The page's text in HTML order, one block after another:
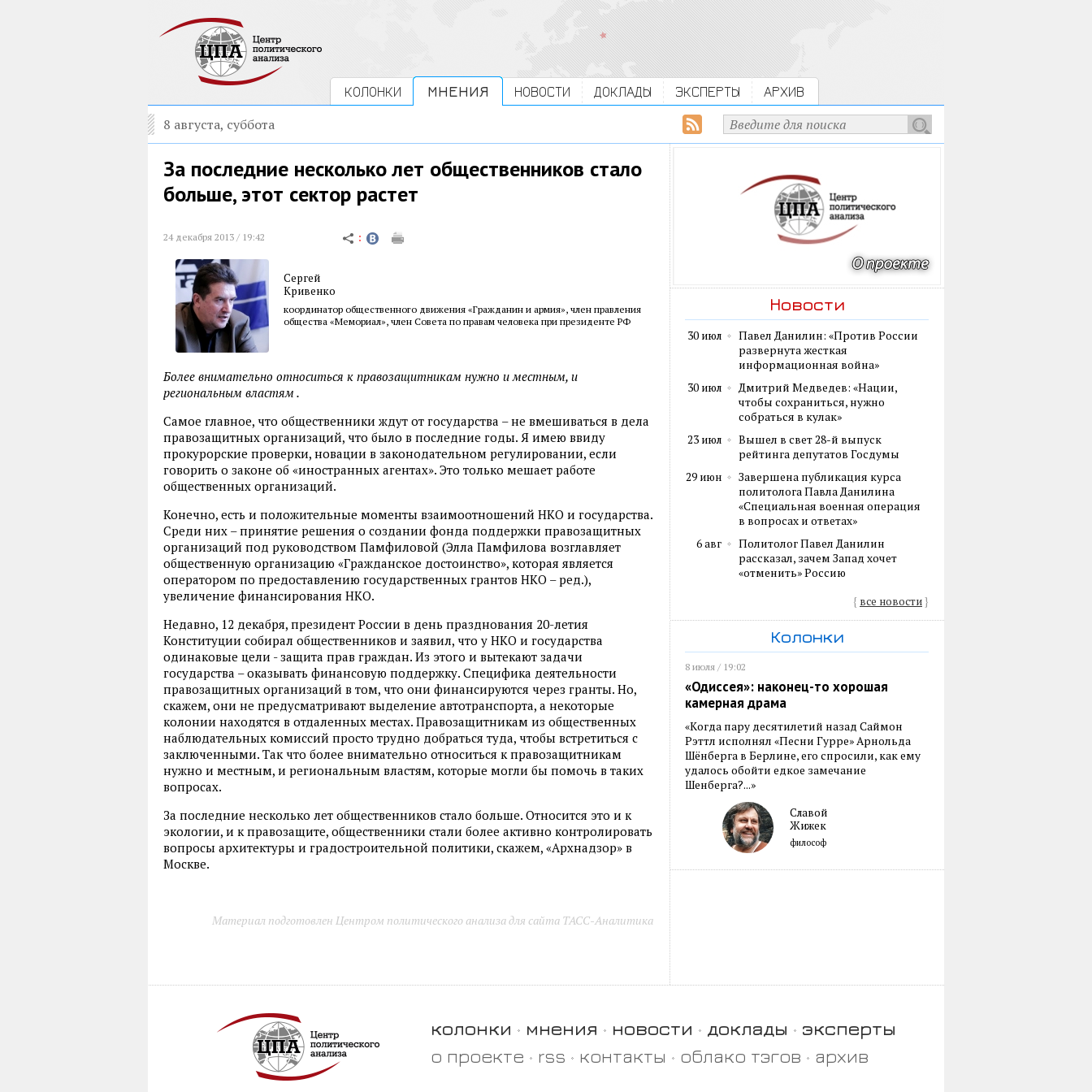
КОЛОНКИ МНЕНИЯ НОВОСТИ ДОКЛАДЫ ЭКСПЕРТЫ АРХИВ
8 августа, суббота
За последние несколько лет общественников стало
больше, этот сектор растет
24 декабря 2013 / 19:42
Сергей
Кривенко
координатор общественного движения «Гражданин и армия», член правления
общества «Мемориал», член Совета по правам человека при президенте РФ
Более внимательно относиться к правозащитникам нужно и местным, и
региональным властям .
Самое главное, что общественники ждут от государства – не вмешиваться в дела
правозащитных организаций, что было в последние годы. Я имею ввиду
прокурорские проверки, новации в законодательном регулировании, если
говорить о законе об «иностранных агентах». Это только мешает работе
общественных организаций.
Конечно, есть и положительные моменты взаимоотношений НКО и государства.
Среди них – принятие решения о создании фонда поддержки правозащитных
организаций под руководством Памфиловой (Элла Памфилова возглавляет
общественную организацию «Гражданское достоинство», которая является
оператором по предоставлению государственных грантов НКО – ред.),
увеличение финансирования НКО.
Недавно, 12 декабря, президент России в день празднования 20-летия
Конституции собирал общественников и заявил, что у НКО и государства
одинаковые цели - защита прав граждан. Из этого и вытекают задачи
государства – оказывать финансовую поддержку. Специфика деятельности
правозащитных организаций в том, что они финансируются через гранты. Но,
скажем, они не предусматривают выделение автотранспорта, а некоторые
колонии находятся в отдаленных местах. Правозащитникам из общественных
наблюдательных комиссий просто трудно добраться туда, чтобы встретиться с
заключенными. Так что более внимательно относиться к правозащитникам
нужно и местным, и региональным властям, которые могли бы помочь в таких
вопросах.
За последние несколько лет общественников стало больше. Относится это и к
экологии, и к правозащите, общественники стали более активно контролировать
вопросы архитектуры и градостроительной политики, скажем, «Архнадзор» в
Москве.
Материал подготовлен Центром политического анализа для сайта ТАСС-Аналитика
Новости
30 июл
Павел Данилин: «Против России
развернута жесткая
информационная война»
30 июл
Дмитрий Медведев: «Нации,
чтобы сохраниться, нужно
собраться в кулак»
23 июл
Вышел в свет 28-й выпуск
рейтинга депутатов Госдумы
29 июн
Завершена публикация курса
политолога Павла Данилина
«Специальная военная операция
в вопросах и ответах»
6 авг
Политолог Павел Данилин
рассказал, зачем Запад хочет
«отменить» Россию
{ все новости}
Колонки
8 июля / 19:02
«Одиссея»: наконец-то хорошая
камерная драма
«Когда пару десятилетий назад Саймон
Рэттл исполнял «Песни Гурре» Арнольда
Шёнберга в Берлине, его спросили, как ему
удалось обойти едкое замечание
Шенберга?...»
Славой
Жижек
философ
колонки мнения новости доклады
эксперты
о проекте
rss контакты облако тэгов архив